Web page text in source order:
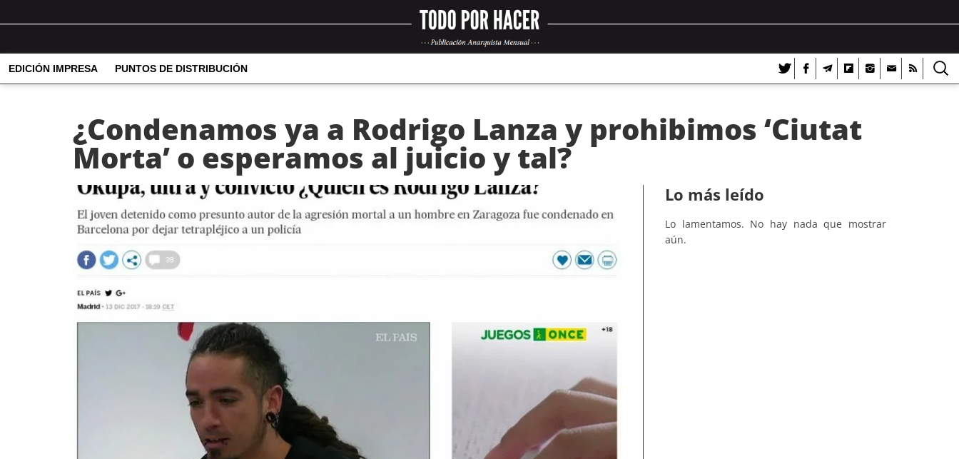
EDICIÓN IMPRESA PUNTOS DE DISTRIBUCIÓN
¿Condenamos ya a Rodrigo Lanza y prohibimos ‘Ciutat
Morta’ o esperamos al juicio y tal?
Lo más leído
Lo lamentamos. No hay nada que mostrar
aún.